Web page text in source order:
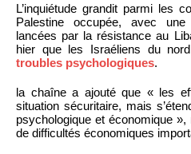
L’inquiétude grandit parmi les
Palestine occupée, avec
lancées par la résistance au
hier que les Israéliens du
troubles psychologiques.
la chaîne a ajouté que « les
situation sécuritaire, mais
psychologique et économique
de difficultés économiques